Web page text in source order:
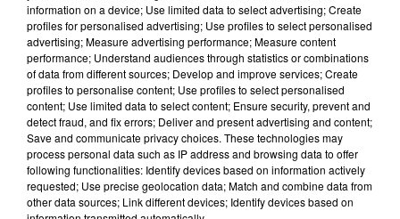
information on a device; Use limited data to select advertising; Create
profiles for personalised advertising; Use profiles to select personalised
advertising; Measure advertising performance; Measure content
performance; Understand audiences through statistics or combinations
of data from different sources; Develop and improve services; Create
profiles to personalise content; Use profiles to select personalised
content; Use limited data to select content; Ensure security, prevent and
detect fraud, and fix errors; Deliver and present advertising and content;
Save and communicate privacy choices. These technologies may
process personal data such as IP address and browsing data to offer
following functionalities: Identify devices based on information actively
requested; Use precise geolocation data; Match and combine data from
other data sources; Link different devices; Identify devices based on